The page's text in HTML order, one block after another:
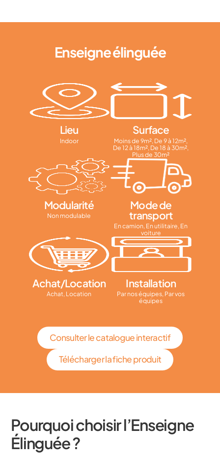
Enseigne élinguée
Lieu
Indoor
Surface
Moins de 9m², De 9 à 12m²,
De 12 à 18m², De 18 à 30m²,
Plus de 30m²
Modularité
Non modulable
Mode de
transport
En camion, En utilitaire, En
voiture
Achat/Location
Achat, Location
Installation
Par nos équipes, Par vos
équipes
Consulter le catalogue interactif
Télécharger la fiche produit
Pourquoi choisir l’Enseigne
Élinguée ?